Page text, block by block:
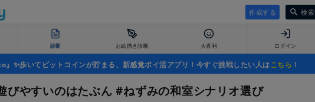
作成する 検索
診断 お絵描き診断 大喜利 ログイン
』✨歩いてビットコインが貯まる、新感覚ポイ活アプリ！今すぐ挑戦したい人はこちら ！
びやすいのはたぶん #ねずみの和室シナリオ選び